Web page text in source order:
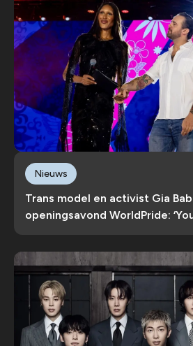
Trans model en activist Gia
openingsavond WorldPride:
Nieuws